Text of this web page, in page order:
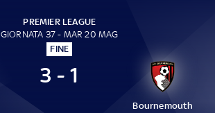
PREMIER LEAGUE
GIORNATA 37 - MAR 20 MAG
FINE
3 - 1
Bournemouth